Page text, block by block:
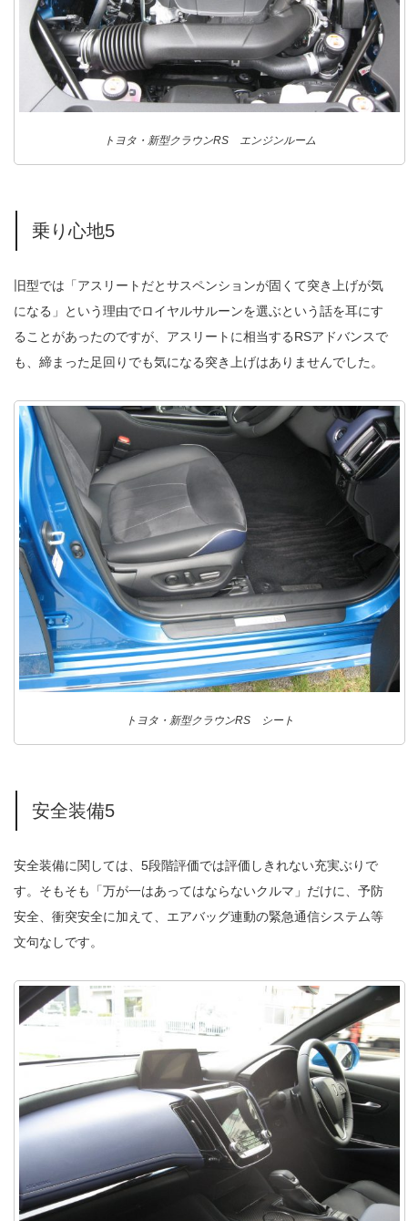
トヨタ・新型クラウンRS エンジンルーム
乗り心地5
旧型では「アスリートだとサスペンションが固くて突き上げが気
になる」という理由でロイヤルサルーンを選ぶという話を耳にす
ることがあったのですが、アスリートに相当するRSアドバンスで
も、締まった足回りでも気になる突き上げはありませんでした。
トヨタ・新型クラウンRS シート
安全装備5
安全装備に関しては、5段階評価では評価しきれない充実ぶりで
す。そもそも「万が一はあってはならないクルマ」だけに、予防
安全、衝突安全に加えて、エアバッグ連動の緊急通信システム等
文句なしです。